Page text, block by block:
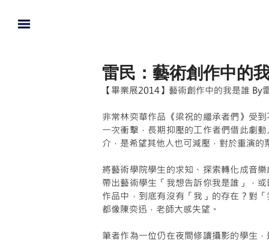
雷民：藝術創作中的
【畢業展2014】藝術創作中的我是誰 By
非常林奕華作品《梁祝的繼承者們》受
一次衝擊，長期抑壓的工作者們借此劇
介，是希望其他人也可減壓，對於重演
將藝術學院學生的求知、探索轉化成音
帶出藝術學生「我想告訴你我是誰」，
作品中，到底有沒有「我」的存在？對
都像陳奕迅，老師大感失望。
筆者作為一位仍在夜間修讀攝影的學生